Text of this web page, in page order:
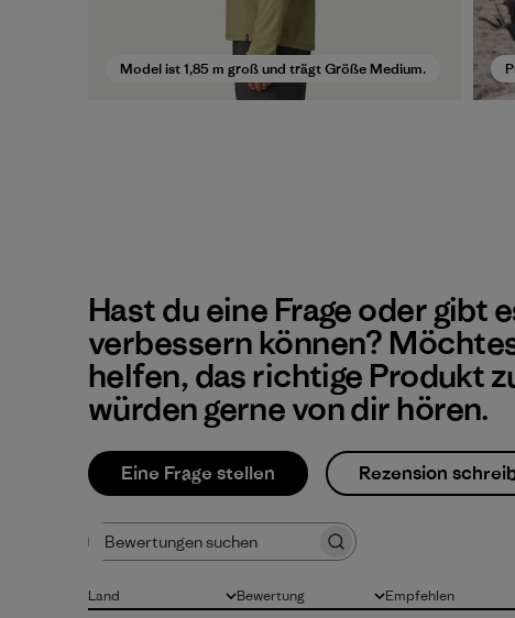
Model ist 1,85 m groß und trägt Größe Medium.
Hast du eine Frage oder gibt
verbessern können?
helfen, das richtige Produkt
würden gerne von dir hören.
Eine Frage stellen Rezension
Bewertungen suchen
Bewertung
Alle Bewertungen
Land
Alle Empfehlen
Alle